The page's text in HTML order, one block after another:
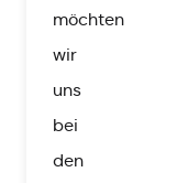
möchten
wir
uns
bei
den